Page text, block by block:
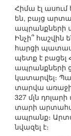
Հիմա էլ
են, բայց
ապրանքների
Ինչի՞ հաշվին
հարցի
պետք է
ապրանքների
կատարվել։
տարվա
327 մլն
տարի
ապրանք։
նվազել է։